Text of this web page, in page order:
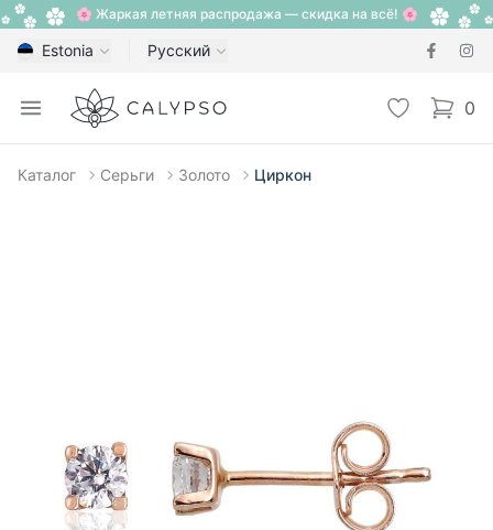
🌸 Жаркая летняя распродажа — скидка на всё! 🌸
Estonia Русский
Open menu
Calypso Избранное
0
items
Каталог Серьги Золото Циркон